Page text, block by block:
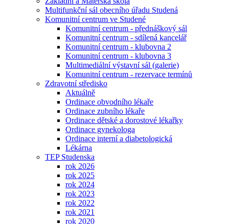
Multifunkční sál obecního úřadu Studená
Komunitní centrum ve Studené
Komunitní centrum - přednáškový sál
Komunitní centrum - sdílená kancelář
Komunitní centrum - klubovna 2
Komunitní centrum - klubovna 3
Multimediální výstavní sál (galerie)
Komunitní centrum - rezervace termínů
Zdravotní středisko
Aktuálně
Ordinace obvodního lékaře
Ordinace zubního lékaře
Ordinace dětské a dorostové lékařky
Ordinace gynekologa
Ordinace interní a diabetologická
Lékárna
TEP Studenska
rok 2026
rok 2025
rok 2024
rok 2023
rok 2022
rok 2021
rok 2020